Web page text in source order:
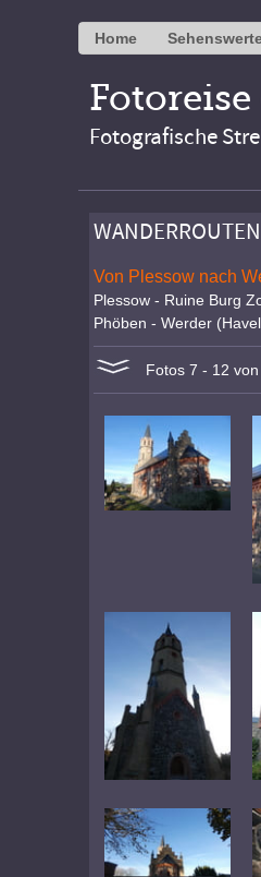
Home
Fotografische
WANDERROUTEN
Von Plessow nach
Plessow - Ruine Burg
Phöben - Werder
Fotos 7 - 12 von